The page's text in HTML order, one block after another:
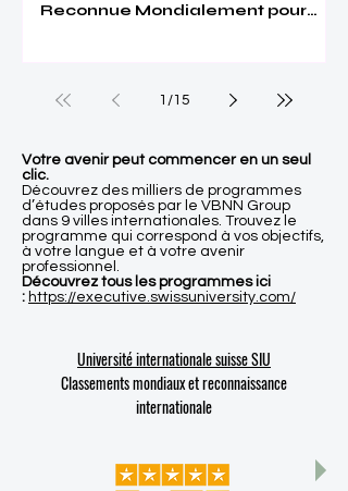
Reconnue Mondialement pour
1 /15
Votre avenir peut commencer en un seul
clic.
Découvrez des milliers de programmes
d’études proposés par le VBNN Group
dans 9 villes internationales. Trouvez le
programme qui correspond à vos objectifs,
à votre langue et à votre avenir
professionnel.
Découvrez tous les programmes ici
: https://executive.swissuniversity.com/
Université internationale suisse SIU
Classements mondiaux et reconnaissance
internationale